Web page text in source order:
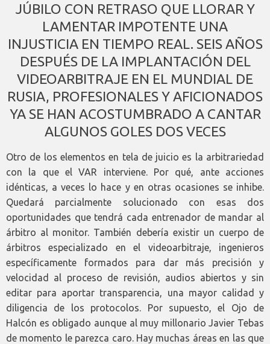
JÚBILO CON RETRASO QUE LLORAR Y
LAMENTAR IMPOTENTE UNA
INJUSTICIA EN TIEMPO REAL. SEIS AÑOS
DESPUÉS DE LA IMPLANTACIÓN DEL
VIDEOARBITRAJE EN EL MUNDIAL DE
RUSIA, PROFESIONALES Y AFICIONADOS
YA SE HAN ACOSTUMBRADO A CANTAR
ALGUNOS GOLES DOS VECES
Otro de los elementos en tela de juicio es la arbitrariedad
con la que el VAR interviene. Por qué, ante acciones
idénticas, a veces lo hace y en otras ocasiones se inhibe.
Quedará parcialmente solucionado con esas dos
oportunidades que tendrá cada entrenador de mandar al
árbitro al monitor. También debería existir un cuerpo de
árbitros especializado en el videoarbitraje, ingenieros
específicamente formados para dar más precisión y
velocidad al proceso de revisión, audios abiertos y sin
editar para aportar transparencia, una mayor calidad y
diligencia de los protocolos. Por supuesto, el Ojo de
Halcón es obligado aunque al muy millonario Javier Tebas
de momento le parezca caro. Hay muchas áreas en las que